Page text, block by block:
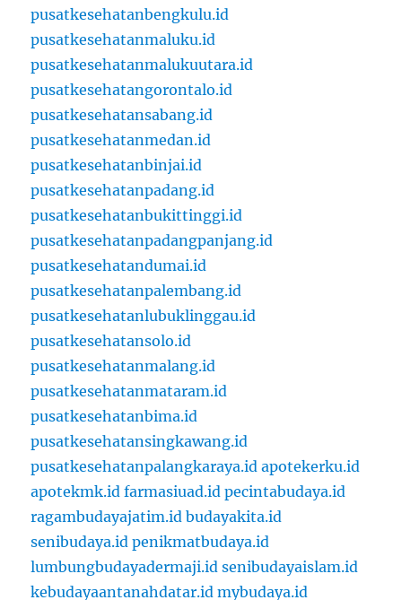
pusatkesehatanbengkulu.id
pusatkesehatanmaluku.id
pusatkesehatanmalukuutara.id
pusatkesehatangorontalo.id
pusatkesehatansabang.id
pusatkesehatanmedan.id
pusatkesehatanbinjai.id
pusatkesehatanpadang.id
pusatkesehatanbukittinggi.id
pusatkesehatanpadangpanjang.id
pusatkesehatandumai.id
pusatkesehatanpalembang.id
pusatkesehatanlubuklinggau.id
pusatkesehatansolo.id
pusatkesehatanmalang.id
pusatkesehatanmataram.id
pusatkesehatanbima.id
pusatkesehatansingkawang.id
pusatkesehatanpalangkaraya.id apotekerku.id
apotekmk.id farmasiuad.id pecintabudaya.id
ragambudayajatim.id budayakita.id
senibudaya.id penikmatbudaya.id
lumbungbudayadermaji.id senibudayaislam.id
kebudayaantanahdatar.id mybudaya.id